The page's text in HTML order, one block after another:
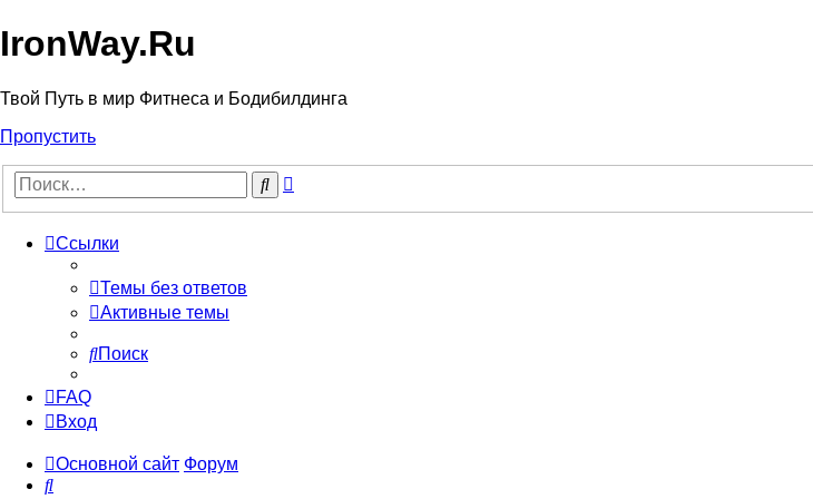
IronWay.Ru
Твой Путь в мир Фитнеса и Бодибилдинга
Пропустить
Поиск
Ссылки
Темы без ответов
Активные темы
Поиск
FAQ
Вход
Основной сайт Форум
Поиск